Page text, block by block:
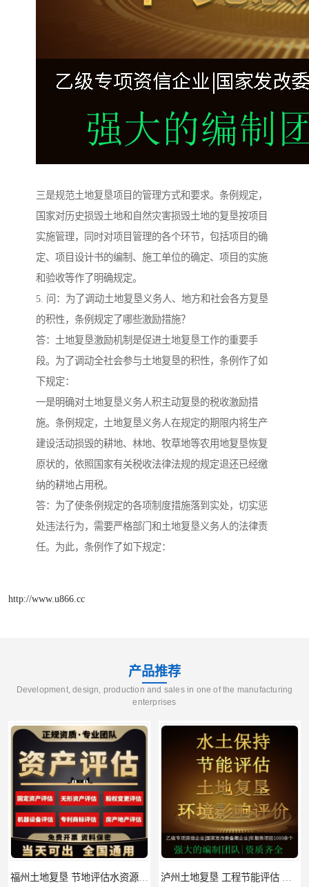
三是规范土地复垦项目的管理方式和要求。条例规定，
国家对历史损毁土地和自然灾害损毁土地的复垦按项目
实施管理，同时对项目管理的各个环节，包括项目的确
定、项目设计书的编制、施工单位的确定、项目的实施
和验收等作了明确规定。
5. 问：为了调动土地复垦义务人、地方和社会各方复垦
的积性，条例规定了哪些激励措施？
答：土地复垦激励机制是促进土地复垦工作的重要手
段。为了调动全社会参与土地复垦的积性，条例作了如
下规定：
一是明确对土地复垦义务人积主动复垦的税收激励措
施。条例规定，土地复垦义务人在规定的期限内将生产
建设活动损毁的耕地、林地、牧草地等农用地复垦恢复
原状的，依照国家有关税收法律法规的规定退还已经缴
纳的耕地占用税。
答：为了使条例规定的各项制度措施落到实处，切实惩
处违法行为，需要严格部门和土地复垦义务人的法律责
任。为此，条例作了如下规定：
http://www.u866.cc
产品推荐
Development, design, production and sales in one of the manufacturing
enterprises